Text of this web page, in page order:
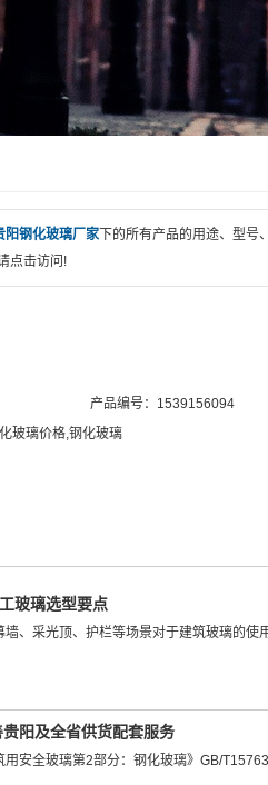
阳钢化玻璃厂家 下的所有产品的用途、型
点击访问!
产品编号：1539156094
玻璃价格,钢化玻璃
玻璃选型要点
、采光顶、护栏等场景对于建筑玻璃的
阳及全省供货配套服务
安全玻璃第2部分：钢化玻璃》GB/